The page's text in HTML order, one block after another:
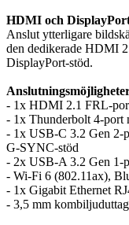
HDMI och
Anslut ytterligare
den dedikerade HDMI
DisplayPort-stöd.
- 1x HDMI 2.1 FRL-
- 1x Thunderbolt 4-port
- 1x USB-C 3.2 Gen 2-
G-SYNC-stöd
- 2x USB-A 3.2 Gen 1-
- Wi-Fi 6 (802.11ax),
- 1x Gigabit Ethernet
- 3,5 mm kombiljuduttag